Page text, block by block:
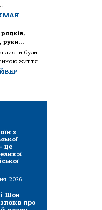
руки…
листи були
життя...
з
це
2026
Шон
про